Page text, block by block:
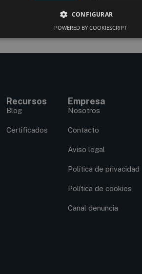
una relevancia sin precedentes.
no está a la altura. Es aquí
las bases para una red de
Recursos
Blog
Certificados
Empresa
Nosotros
Contacto
Aviso legal
Política de privacidad
Política de cookies
Canal denuncia
CONFIGURAR
POWERED BY COOKIESCRIPT